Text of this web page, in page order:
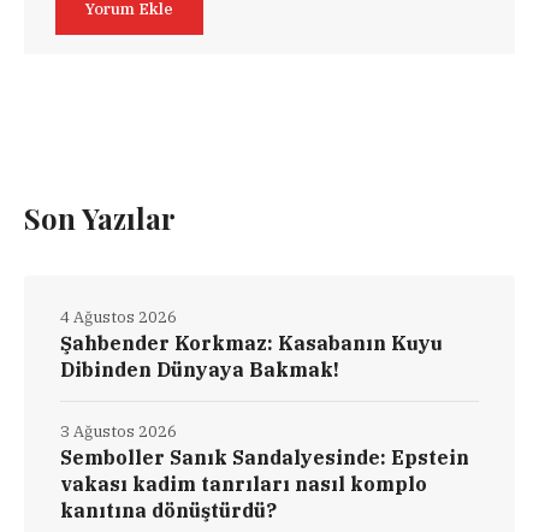
Son Yazılar
Şahbender Korkmaz: Kasabanın Kuyu
Dibinden Dünyaya Bakmak!
4 Ağustos 2026
Semboller Sanık Sandalyesinde: Epstein
vakası kadim tanrıları nasıl komplo
kanıtına dönüştürdü?
3 Ağustos 2026